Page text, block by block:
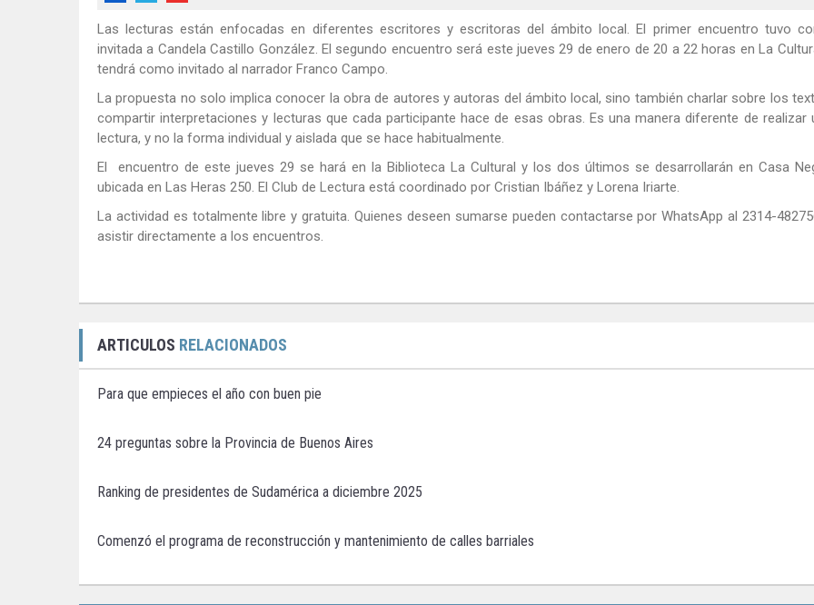
Las lecturas están enfocadas en diferentes escritores y escritoras del ámbito local. El primer encuentro tuvo
invitada a Candela Castillo González. El segundo encuentro será este jueves 29 de enero de 20 a 22 horas en La
tendrá como invitado al narrador Franco Campo.
La propuesta no solo implica conocer la obra de autores y autoras del ámbito local, sino también charlar sobre los
compartir interpretaciones y lecturas que cada participante hace de esas obras. Es una manera diferente de realizar
lectura, y no la forma individual y aislada que se hace habitualmente.
El encuentro de este jueves 29 se hará en la Biblioteca La Cultural y los dos últimos se desarrollarán en Casa
ubicada en Las Heras 250. El Club de Lectura está coordinado por Cristian Ibáñez y Lorena Iriarte.
La actividad es totalmente libre y gratuita. Quienes deseen sumarse pueden contactarse por WhatsApp al 2314-
asistir directamente a los encuentros.
ARTICULOS RELACIONADOS
Para que empieces el año con buen pie
24 preguntas sobre la Provincia de Buenos Aires
Ranking de presidentes de Sudamérica a diciembre 2025
Comenzó el programa de reconstrucción y mantenimiento de calles barriales